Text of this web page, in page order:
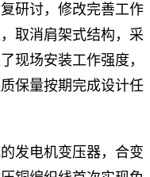
研讨，修改完善工作
取消肩架式结构，采
现场安装工作强度，
保量按期完成设计任
电机变压器，合变